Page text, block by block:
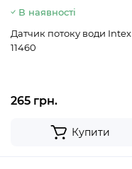
В наявності
Датчик потоку води Intex
11460
265 грн.
Купити